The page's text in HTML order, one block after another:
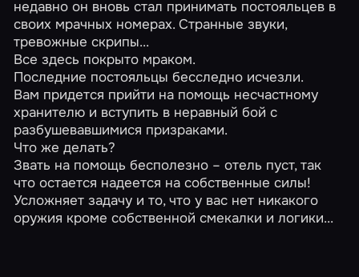
недавно он вновь стал принимать постояльцев в
своих мрачных номерах. Странные звуки,
тревожные скрипы...
Все здесь покрыто мраком.
Последние постояльцы бесследно исчезли.
Вам придется прийти на помощь несчастному
хранителю и вступить в неравный бой с
разбушевавшимися призраками.
Что же делать?
Звать на помощь бесполезно – отель пуст, так
что остается надеется на собственные силы!
Усложняет задачу и то, что у вас нет никакого
оружия кроме собственной смекалки и логики...